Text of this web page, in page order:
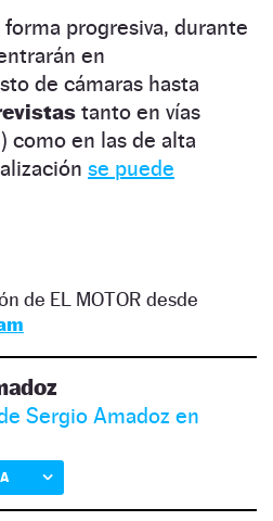
progresiva, durante
en
de cámaras hasta
tanto en vías
como en las de alta
se puede
de EL MOTOR desde
Sergio Amadoz en